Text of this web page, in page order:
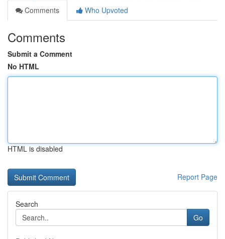
Comments
Who Upvoted
Comments
Submit a Comment
No HTML
HTML is disabled
Report Page
Search
Go